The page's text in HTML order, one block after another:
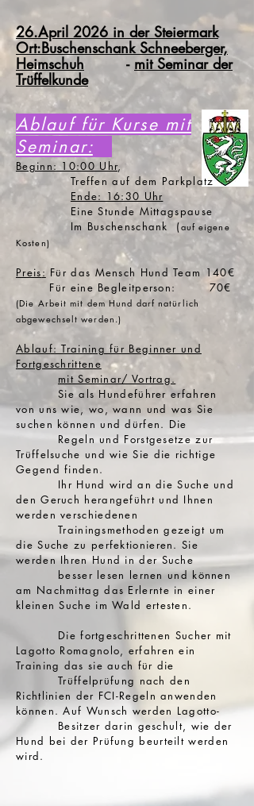
26.April 2026 in der Steiermark
Ort:Buschenschank Schneeberger,
Heimschuh
- mit Seminar der
Trüffelkunde
Ablauf für Kurse mit
Seminar:
Beginn: 10:00 Uhr,
Treffen auf dem Parkplatz
Ende: 16:30 Uhr
Eine Stunde Mittagspause
Im Buschenschank (auf eigene
Kosten)
Preis:Für das Mensch Hund Team 140€
Für eine Begleitperson: 70€
(Die Arbeit mit dem Hund darf natürlich
abgewechselt werden.)
Ablauf: Training für Beginner und
Fortgeschrittene
mit Seminar/ Vortrag.
Sie als Hundeführer erfahren
von uns wie, wo, wann und was Sie
suchen können und dürfen. Die
Regeln und Forstgesetze zur
Trüffelsuche und wie Sie die richtige
Gegend finden.
Ihr Hund wird an die Suche und
den Geruch herangeführt und Ihnen
werden verschiedenen
Trainingsmethoden gezeigt um
die Suche zu perfektionieren. Sie
werden Ihren Hund in der Suche
besser lesen lernen und können
am Nachmittagdas Erlernte in einer
kleinen Suche im Wald ertesten.
Die fortgeschrittenen Sucher mit
Lagotto Romagnolo, erfahren ein
Training das sie auch für die
Trüffelprüfung nach den
Richtlinien der FCI-Regeln anwenden
können. Auf Wunsch werden Lagotto-
Besitzer darin geschult, wie der
Hund bei der Prüfung beurteilt werden
wird.